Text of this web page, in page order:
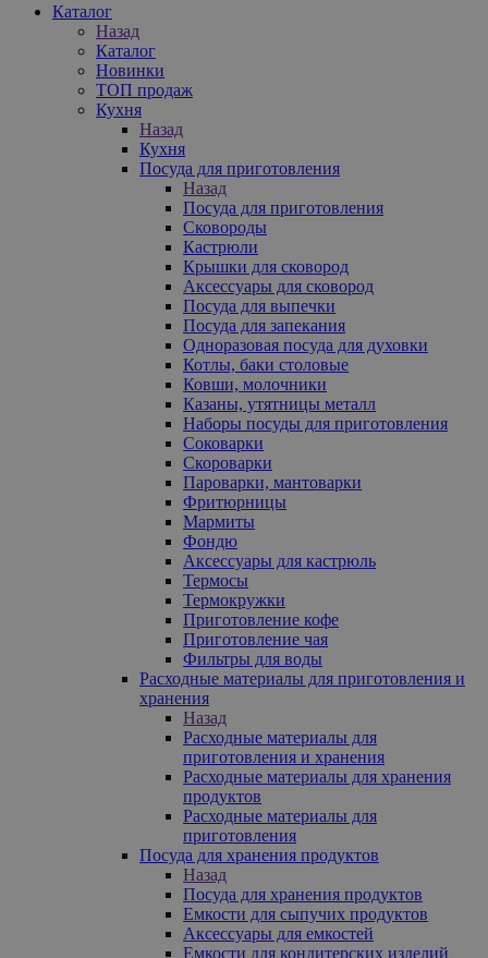
Каталог
Назад
Каталог
Новинки
ТОП продаж
Кухня
Назад
Кухня
Посуда для приготовления
Назад
Посуда для приготовления
Сковороды
Кастрюли
Крышки для сковород
Аксессуары для сковород
Посуда для выпечки
Посуда для запекания
Одноразовая посуда для духовки
Котлы, баки столовые
Ковши, молочники
Казаны, утятницы металл
Наборы посуды для приготовления
Соковарки
Скороварки
Пароварки, мантоварки
Фритюрницы
Мармиты
Фондю
Аксессуары для кастрюль
Термосы
Термокружки
Приготовление кофе
Приготовление чая
Фильтры для воды
Расходные материалы для приготовления и
хранения
Назад
Расходные материалы для
приготовления и хранения
Расходные материалы для хранения
продуктов
Расходные материалы для
приготовления
Посуда для хранения продуктов
Назад
Посуда для хранения продуктов
Емкости для сыпучих продуктов
Аксессуары для емкостей
Емкости для кондитерских изделий